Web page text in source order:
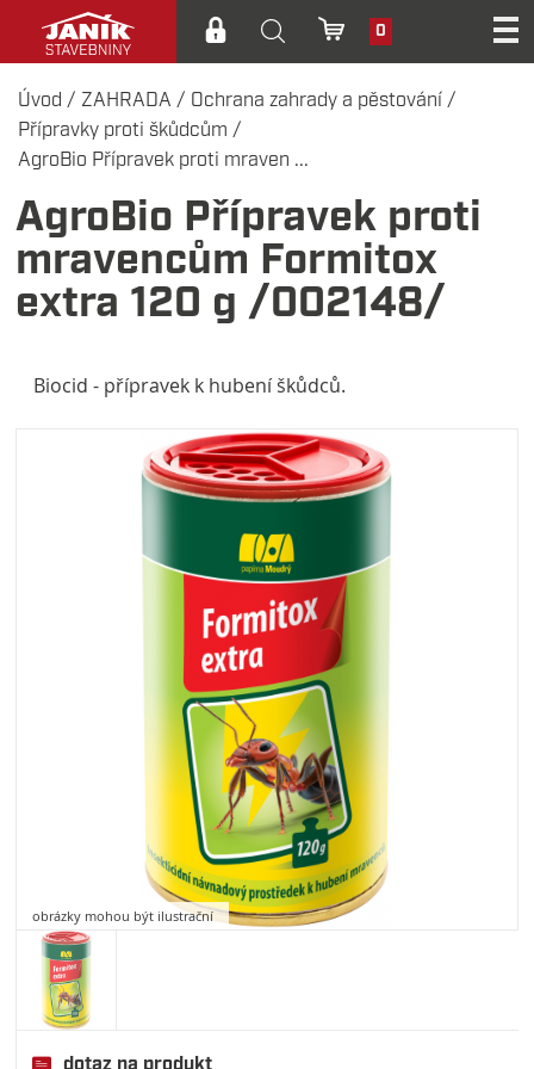
0
Úvod / ZAHRADA / Ochrana zahrady a pěstování /
Přípravky proti škůdcům /
AgroBio Přípravek proti mraven ...
AgroBio Přípravek proti
mravencům Formitox
extra 120 g /002148/
Biocid - přípravek k hubení škůdců.
obrázky mohou být ilustrační